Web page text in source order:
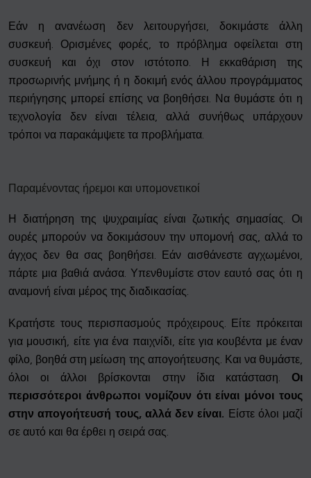
Εάν η ανανέωση δεν λειτουργήσει, δοκιμάστε άλλη
συσκευή. Ορισμένες φορές, το πρόβλημα οφείλεται στη
συσκευή και όχι στον ιστότοπο. Η εκκαθάριση της
προσωρινής μνήμης ή η δοκιμή ενός άλλου προγράμματος
περιήγησης μπορεί επίσης να βοηθήσει. Να θυμάστε ότι η
τεχνολογία δεν είναι τέλεια, αλλά συνήθως υπάρχουν
τρόποι να παρακάμψετε τα προβλήματα.
Παραμένοντας ήρεμοι και υπομονετικοί
Η διατήρηση της ψυχραιμίας είναι ζωτικής σημασίας. Οι
ουρές μπορούν να δοκιμάσουν την υπομονή σας, αλλά το
άγχος δεν θα σας βοηθήσει. Εάν αισθάνεστε αγχωμένοι,
πάρτε μια βαθιά ανάσα. Υπενθυμίστε στον εαυτό σας ότι η
αναμονή είναι μέρος της διαδικασίας.
Κρατήστε τους περισπασμούς πρόχειρους. Είτε πρόκειται
για μουσική, είτε για ένα παιχνίδι, είτε για κουβέντα με έναν
φίλο, βοηθά στη μείωση της απογοήτευσης. Και να θυμάστε,
όλοι οι άλλοι βρίσκονται στην ίδια κατάσταση. Οι
περισσότεροι άνθρωποι νομίζουν ότι είναι μόνοι τους
στην απογοήτευσή τους, αλλά δεν είναι. Είστε όλοι μαζί
σε αυτό και θα έρθει η σειρά σας.